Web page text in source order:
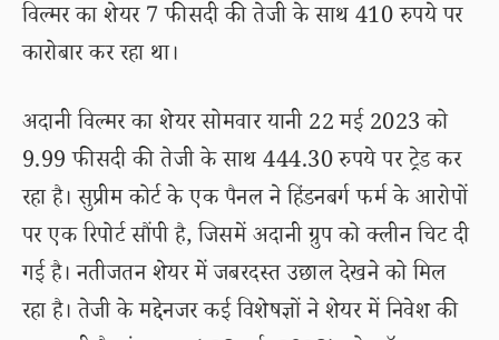
विल्मर का शेयर 7 फीसदी की तेजी के साथ 410 रुपये पर
कारोबार कर रहा था।
अदानी विल्मर का शेयर सोमवार यानी 22 मई 2023 को
9.99 फीसदी की तेजी के साथ 444.30 रुपये पर ट्रेड कर
रहा है। सुप्रीम कोर्ट के एक पैनल ने हिंडनबर्ग फर्म के आरोपों
पर एक रिपोर्ट सौंपी है, जिसमें अदानी ग्रुप को क्लीन चिट दी
गई है। नतीजतन शेयर में जबरदस्त उछाल देखने को मिल
रहा है। तेजी के मद्देनजर कई विशेषज्ञों ने शेयर में निवेश की